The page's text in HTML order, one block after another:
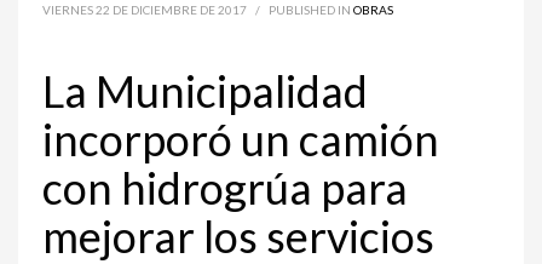
VIERNES 22 DE DICIEMBRE DE 2017 / PUBLISHED IN OBRAS
La Municipalidad
incorporó un camión
con hidrogrúa para
mejorar los servicios